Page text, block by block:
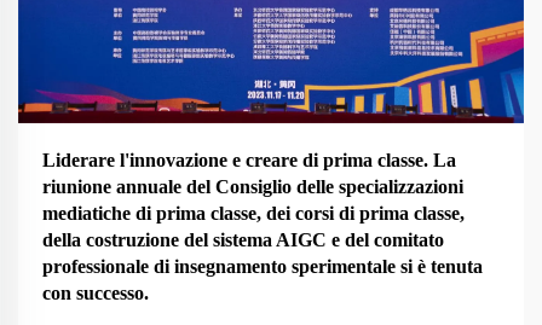
Liderare l'innovazione e creare di prima classe. La
riunione annuale del Consiglio delle specializzazioni
mediatiche di prima classe, dei corsi di prima classe,
della costruzione del sistema AIGC e del comitato
professionale di insegnamento sperimentale si è tenuta
con successo.